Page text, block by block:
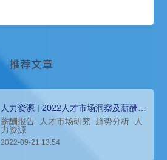
推荐文章
人力资源 | 2022人才市场洞察及薪酬指
南
薪酬报告 人才市场研究 趋势分析
人
力资源
2022-09-21 13:54